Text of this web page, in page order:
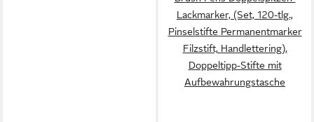
Lackmarker, (Set, 120-tlg.,
Pinselstifte Permanentmarker
Filzstift, Handlettering),
Doppeltipp-Stifte mit
Aufbewahrungstasche